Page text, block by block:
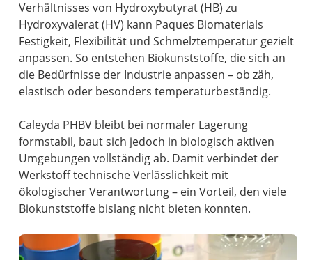
Verhältnisses von Hydroxybutyrat (HB) zu
Hydroxyvalerat (HV) kann Paques Biomaterials
Festigkeit, Flexibilität und Schmelztemperatur gezielt
anpassen. So entstehen Biokunststoffe, die sich an
die Bedürfnisse der Industrie anpassen – ob zäh,
elastisch oder besonders temperaturbeständig.
Caleyda PHBV bleibt bei normaler Lagerung
formstabil, baut sich jedoch in biologisch aktiven
Umgebungen vollständig ab. Damit verbindet der
Werkstoff technische Verlässlichkeit mit
ökologischer Verantwortung – ein Vorteil, den viele
Biokunststoffe bislang nicht bieten konnten.